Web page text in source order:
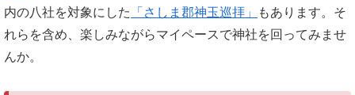
内の八社を対象にした
「さしま郡神玉巡拝」
もあります。そ
れらを含め、楽しみながらマイペースで神社を回ってみませ
んか。